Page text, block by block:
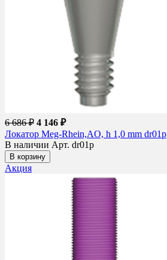
6 686 ₽ 4 146 ₽
Локатор Meg-Rhein,AO, h 1,0 mm dr01p
В наличии Арт. dr01p
В корзину
Акция